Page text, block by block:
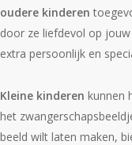
oudere kinderen
door ze liefdevol op
extra persoonlijk en
Kleine kinderen kunnen
het
beeld wilt laten maken,